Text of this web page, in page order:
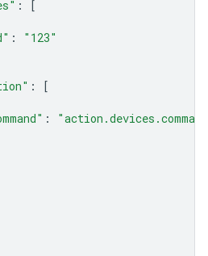
:
[
:
"123"
:
[
: